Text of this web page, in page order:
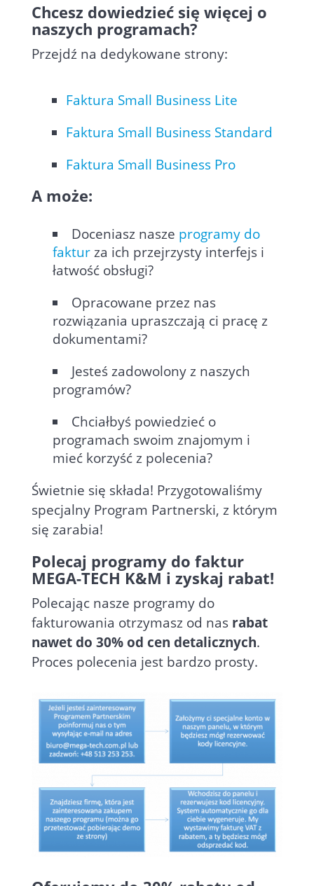
Chcesz dowiedzieć się więcej o
naszych programach?
Przejdź na dedykowane strony:
Faktura Small Business Lite
Faktura Small Business Standard
Faktura Small Business Pro
A może:
Doceniasz nasze programy do
fakturza ich przejrzysty interfejs i
łatwość obsługi?
Opracowane przez nas
rozwiązania upraszczają ci pracę z
dokumentami?
Jesteś zadowolony z naszych
programów?
Chciałbyś powiedzieć o
programach swoim znajomym i
mieć korzyść z polecenia?
Świetnie się składa! Przygotowaliśmy
specjalny Program Partnerski, z którym
się zarabia!
Polecaj programy do faktur
MEGA-TECH K&M i zyskaj rabat!
Polecając nasze programy do
fakturowania otrzymasz od nas rabat
nawet do 30% od cen detalicznych.
Proces polecenia jest bardzo prosty.